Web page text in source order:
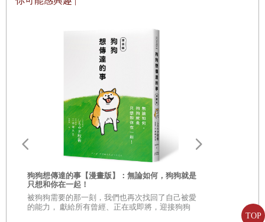
TOP
狗狗的腦中永遠只有一件事情，就是：「該如何在這當下獲
那麼，狗狗不斷追尋的幸福，又是什麼呢？
當然啦，能得到美味的點心與正餐，或者有趣的玩具，都非
但是對狗兒來說，最棒的幸福，就是能在自己最愛的主人身
邊好好地放鬆。緊靠在主人身上，讓主人輕撫自己，然後看
主人笑著對自己說話。
正是狗狗們的這般姿態，讓我們得以重新意識到：「沒有比
『當下』更重要的時刻了。」
狗狗想傳達的事【漫畫版】：無論如何，狗狗就是
只想和你在一起！
被狗狗需要的那一刻，我們也再次找回了自己被愛
的能力， 獻給所有曾經、正在或即將，迎接狗狗
馴鳥師教你
讀懂鳥寶真